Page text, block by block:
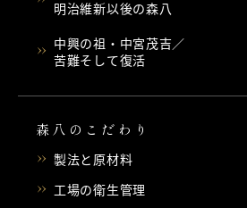
明治維新以後の森八
中興の祖・中宮茂吉／
苦難そして復活
森八のこだわり
製法と原材料
工場の衛生管理